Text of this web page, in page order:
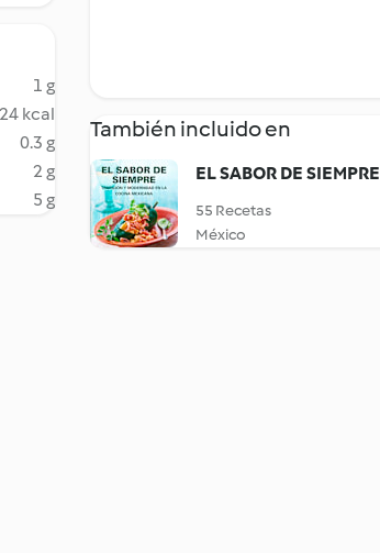
1 g
kcal
0.3 g
2 g
5 g
También incluido en
EL SABOR DE SIEMPRE
55 Recetas
México